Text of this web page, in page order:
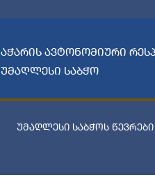
აჭარის ავტონომიური
უმაღლესი საბჭო
უმაღლესი საბჭოს წევრები